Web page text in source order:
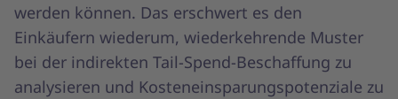
werden können. Das erschwert es den
Einkäufern wiederum, wiederkehrende Muster
bei der indirekten Tail-Spend-Beschaffung zu
analysieren und Kosteneinsparungspotenziale zu